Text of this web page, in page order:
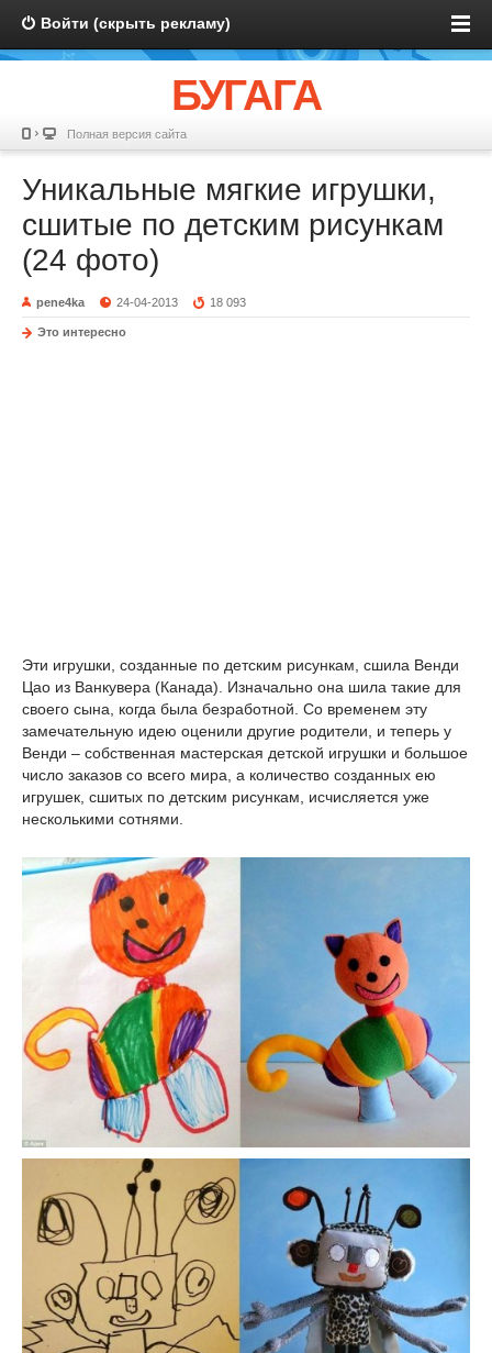
Войти (скрыть рекламу)
БУГАГА
Полная версия сайта
Уникальные мягкие игрушки,
сшитые по детским рисункам
(24 фото)
pene4ka 24-04-2013 18 093
Это интересно
Эти игрушки, созданные по детским рисункам, сшила Венди
Цао из Ванкувера (Канада). Изначально она шила такие для
своего сына, когда была безработной. Со временем эту
замечательную идею оценили другие родители, и теперь у
Венди – собственная мастерская детской игрушки и большое
число заказов со всего мира, а количество созданных ею
игрушек, сшитых по детским рисункам, исчисляется уже
несколькими сотнями.